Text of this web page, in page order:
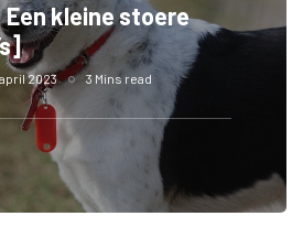
kleine stoere
april 2023 3 Mins read